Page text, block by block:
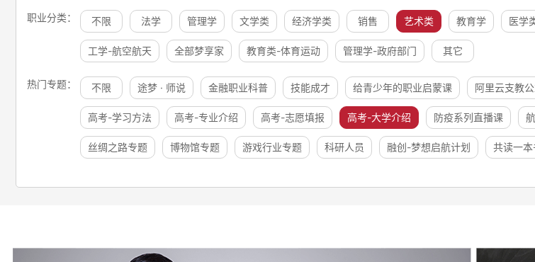
职业分类： 不限 法学 管理学 文学类 经济学类 销售 艺术类 教育学 医学
工学-航空航天 全部梦享家 教育类-体育运动 管理学-政府部门 其它
热门专题： 不限 途梦 · 师说 金融职业科普 技能成才 给青少年的职业启蒙课 阿里云支教
高考-学习方法 高考-专业介绍 高考-志愿填报 高考-大学介绍 防疫系列直播课
丝绸之路专题 博物馆专题 游戏行业专题 科研人员 融创-梦想启航计划 共读一本